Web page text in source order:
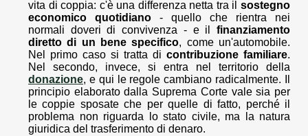
vita di coppia: c'è una differenza netta tra il sostegno
economico quotidiano - quello che rientra nei
normali doveri di convivenza - e il
finanziamento
diretto di un bene specifico, come un'automobile.
Nel primo caso si tratta di contribuzione familiare.
Nel secondo, invece, si entra nel territorio della
donazione, e qui le regole cambiano radicalmente. Il
principio elaborato dalla Suprema Corte vale sia per
le coppie sposate che per quelle di fatto, perché il
problema non riguarda lo stato civile, ma la natura
giuridica del trasferimento di denaro.